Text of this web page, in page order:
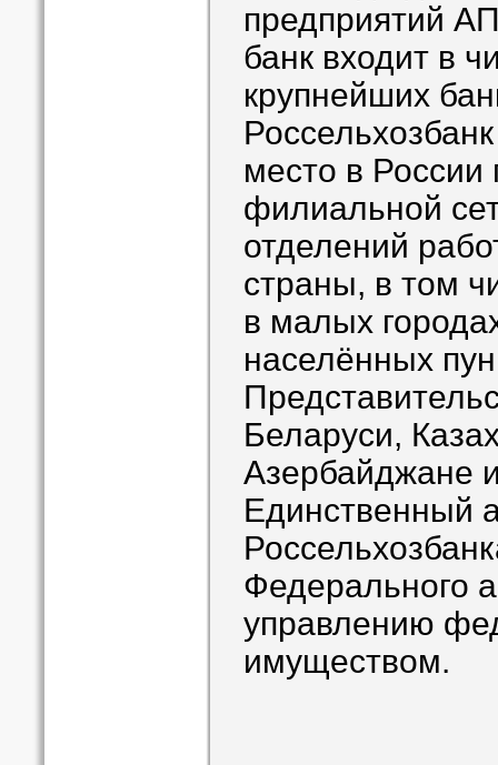
предприятий
банк входит в
крупнейших
место в России
филиальной
отделений
страны, в том
в малых
населённых
Беларуси,
Азербайджане
Единственный
Федерального
управлению
имуществом.